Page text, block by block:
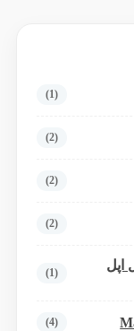
(1)
(2)
(2)
(2)
اپل
(1)
(4)